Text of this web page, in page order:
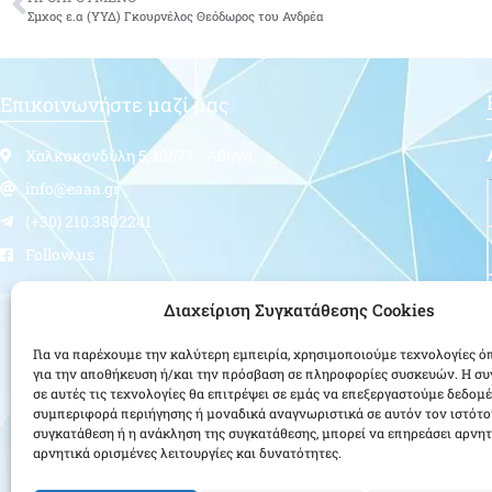
Διαχείριση Συγκατάθεσης Cookies
Για να παρέχουμε την καλύτερη εμπειρία, χρησιμοποιούμε τεχνολογίες
για την αποθήκευση ή/και την πρόσβαση σε πληροφορίες συσκευών. Η
σε αυτές τις τεχνολογίες θα επιτρέψει σε εμάς να επεξεργαστούμε
συμπεριφορά περιήγησης ή μοναδικά αναγνωριστικά σε αυτόν τον
συγκατάθεση ή η ανάκληση της συγκατάθεσης, μπορεί να επηρεάσει
αρνητικά ορισμένες λειτουργίες και δυνατότητες.
Σμχος ε.α (ΥΥΔ) Γκουρνέλος Θεόδωρος του Ανδρέα
Επικοινωνήστε μαζί μας
Χαλκοκονδύλη 5, 10677 - Αθήνα
info@eaaa.gr
(+30) 210.3802241
Follow us